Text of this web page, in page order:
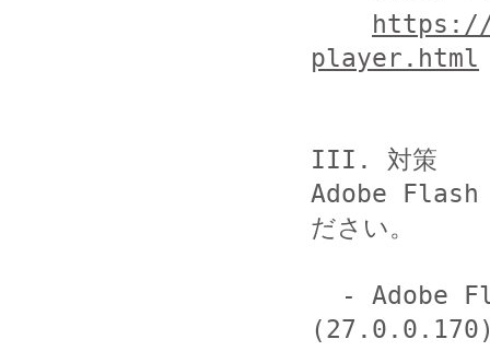
https://
player.html
III. 対策
Adobe Flash
ださい。